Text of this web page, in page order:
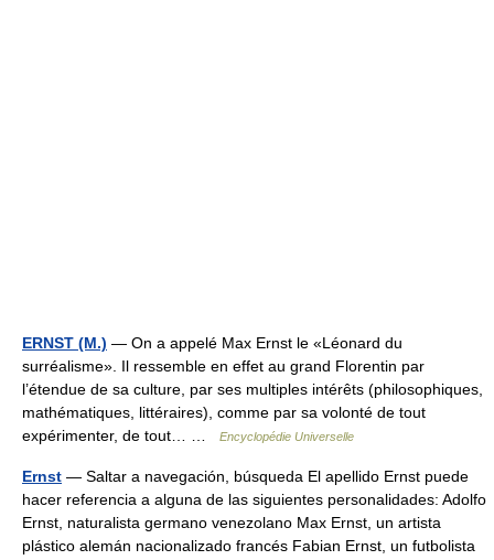
ERNST (M.) — On a appelé Max Ernst le «Léonard du
surréalisme». Il ressemble en effet au grand Florentin par
l’étendue de sa culture, par ses multiples intérêts (philosophiques,
mathématiques, littéraires), comme par sa volonté de tout
expérimenter, de tout… …
Encyclopédie Universelle
Ernst — Saltar a navegación, búsqueda El apellido Ernst puede
hacer referencia a alguna de las siguientes personalidades: Adolfo
Ernst, naturalista germano venezolano Max Ernst, un artista
plástico alemán nacionalizado francés Fabian Ernst, un futbolista